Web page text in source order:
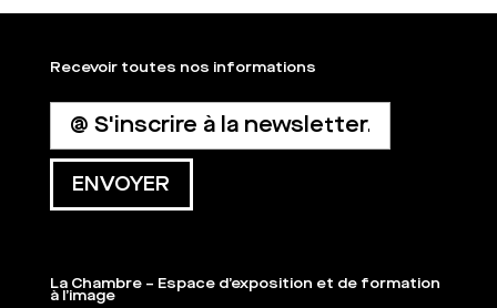
Recevoir toutes nos informations
La Chambre – Espace d’exposition et de formation
à l’image